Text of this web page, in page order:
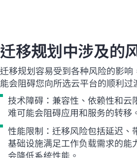
迁移规划中涉及的
迁移规划容易受到各种风险的影响
能会阻碍您向所选云平台的顺利过
技术障碍：兼容性、依赖性和云
难可能会阻碍应用和服务的转移
性能限制：迁移风险包括延迟、
基础设施满足工作负载需求的能
会降低系统性能。